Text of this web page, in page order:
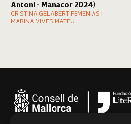
Antoni - Manacor 2024)
CRISTINA GELABERT FEMENIAS I
MARINA VIVES MATEU